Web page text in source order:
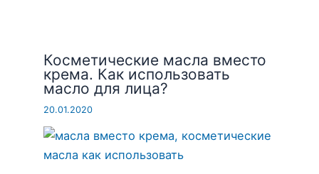
Косметические масла вместо
крема. Как использовать
масло для лица?
20.01.2020